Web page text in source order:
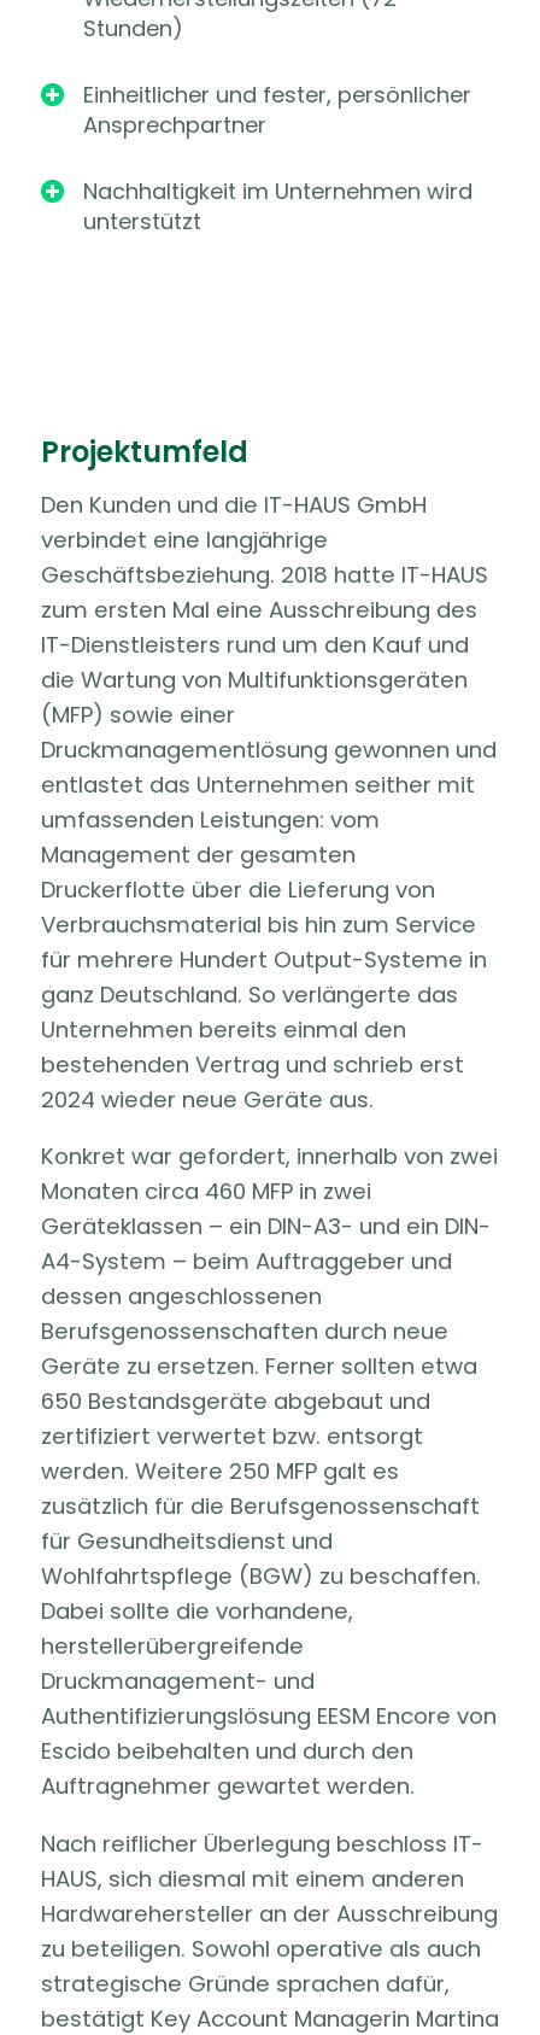
Stunden)

Einheitlicher und fester, persönlicher
Ansprechpartner

Nachhaltigkeit im Unternehmen wird
unterstützt
Projektumfeld
Den Kunden und die IT-HAUS GmbH
verbindet eine langjährige
Geschäftsbeziehung. 2018 hatte IT-HAUS
zum ersten Mal eine Ausschreibung des
IT-Dienstleisters rund um den Kauf und
die Wartung von Multifunktionsgeräten
(MFP) sowie einer
Druckmanagementlösung gewonnen und
entlastet das Unternehmen seither mit
umfassenden Leistungen: vom
Management der gesamten
Druckerflotte über die Lieferung von
Verbrauchsmaterial bis hin zum Service
für mehrere Hundert Output-Systeme in
ganz Deutschland. So verlängerte das
Unternehmen bereits einmal den
bestehenden Vertrag und schrieb erst
2024 wieder neue Geräte aus.
Konkret war gefordert, innerhalb von zwei
Monaten circa 460 MFP in zwei
Geräteklassen – ein DIN-A3- und ein DIN-
A4-System – beim Auftraggeber und
dessen angeschlossenen
Berufsgenossenschaften durch neue
Geräte zu ersetzen. Ferner sollten etwa
650 Bestandsgeräte abgebaut und
zertifiziert verwertet bzw. entsorgt
werden. Weitere 250 MFP galt es
zusätzlich für die Berufsgenossenschaft
für Gesundheitsdienst und
Wohlfahrtspflege (BGW) zu beschaffen.
Dabei sollte die vorhandene,
herstellerübergreifende
Druckmanagement- und
Authentifizierungslösung EESM Encore von
Escido beibehalten und durch den
Auftragnehmer gewartet werden.
Nach reiflicher Überlegung beschloss IT-
HAUS, sich diesmal mit einem anderen
Hardwarehersteller an der Ausschreibung
zu beteiligen. Sowohl operative als auch
strategische Gründe sprachen dafür,
bestätigt Key Account Managerin Martina